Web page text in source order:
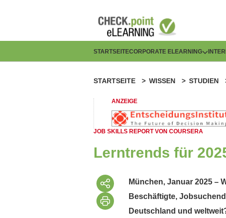
H
p
t
n
a
v
i
STARTSEITECORPORATE ELEARNING
P
f
a
d
a
v
STARTSEITE WISSEN STUDIEN
ANZEIGE
JOB SKILLS REPORT VON COURSERA
Lerntrends für
München, Januar 2025 –
Beschäftigte,
Deutschland und